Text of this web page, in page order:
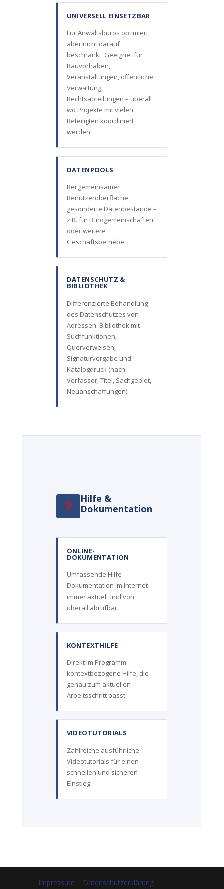
UNIVERSELL EINSETZBAR
Für Anwaltsbüros optimiert,
aber nicht darauf
beschränkt. Geeignet für
Bauvorhaben,
Veranstaltungen, öffentliche
Verwaltung,
Rechtsabteilungen – überall
wo Projekte mit vielen
Beteiligten koordiniert
werden.
DATENPOOLS
Bei gemeinsamer
Benutzeroberfläche
gesonderte Datenbestände –
z.B. für Bürogemeinschaften
oder weitere
Geschäftsbetriebe.
DATENSCHUTZ &
BIBLIOTHEK
Differenzierte Behandlung
des Datenschutzes von
Adressen. Bibliothek mit
Suchfunktionen,
Querverweisen,
Signaturvergabe und
Katalogdruck (nach
Verfasser, Titel, Sachgebiet,
Neuanschaffungen).
Hilfe &
Dokumentation
ONLINE-
DOKUMENTATION
Umfassende Hilfe-
Dokumentation im Internet –
immer aktuell und von
überall abrufbar.
KONTEXTHILFE
Direkt im Programm:
kontextbezogene Hilfe, die
genau zum aktuellen
Arbeitsschritt passt.
VIDEOTUTORIALS
Zahlreiche ausführliche
Videotutorials für einen
schnellen und sicheren
Einstieg.
Impressum | Datenschutzerklärung